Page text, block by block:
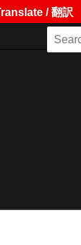
/ 翻訳